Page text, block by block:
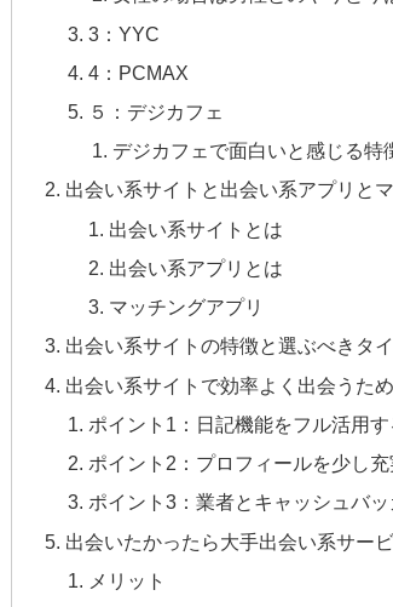
3：YYC
4：PCMAX
５：デジカフェ
デジカフェで面白いと感じる特
出会い系サイトと出会い系アプリと
出会い系サイトとは
出会い系アプリとは
マッチングアプリ
出会い系サイトの特徴と選ぶべきタ
出会い系サイトで効率よく出会うた
ポイント1：日記機能をフル活用す
ポイント2：プロフィールを少し
ポイント3：業者とキャッシュバ
出会いたかったら大手出会い系サー
メリット